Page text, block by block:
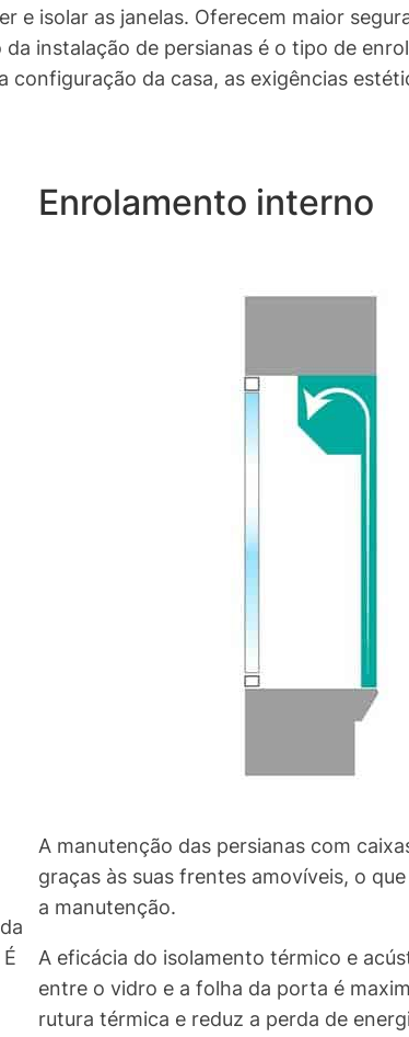
e isolar as janelas. Oferecem maior
instalação de persianas é o tipo de
da casa, as exigências
Enrolamento interno
A manutenção das persianas com
graças às suas frentes amovíveis, o
a manutenção.
A eficácia do isolamento térmico e
entre o vidro e a folha da porta é
rutura térmica e reduz a perda de